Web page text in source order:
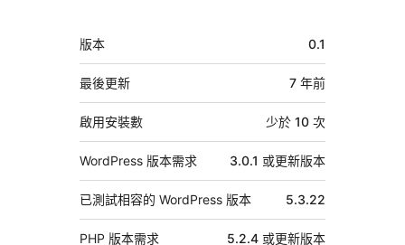
中
繼
資
料
版本 0.1
最後更新 7 年前
啟用安裝數 少於 10 次
WordPress 版本需求 3.0.1 或更新版本
已測試相容的 WordPress 版本 5.3.22
PHP 版本需求 5.2.4 或更新版本